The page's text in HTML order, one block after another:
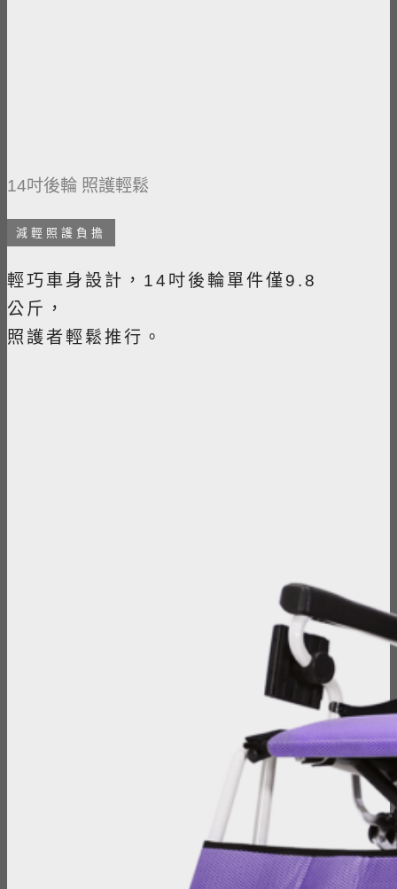
14吋後輪 照護輕鬆
減輕照護負擔
輕巧車身設計，14吋後輪單件僅9.8
公斤，​
照護者輕鬆推行。​